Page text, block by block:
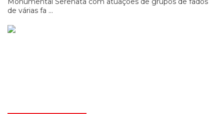
de várias fa ...